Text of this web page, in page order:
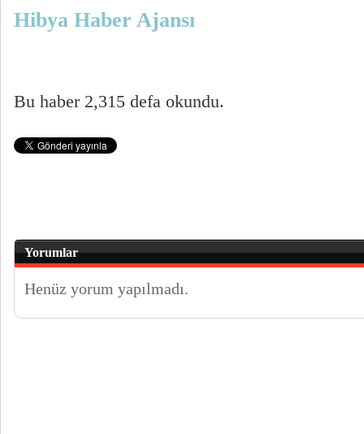
Hibya Haber Ajansı
Bu haber 2,315 defa okundu.
Yorumlar
Henüz yorum yapılmadı.